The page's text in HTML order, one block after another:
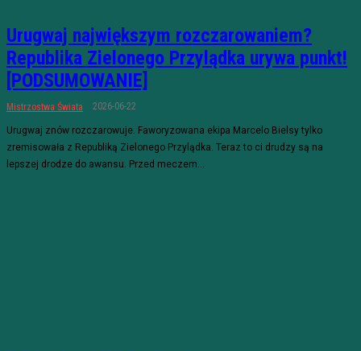
Urugwaj największym rozczarowaniem?
Republika Zielonego Przylądka urywa punkt!
[PODSUMOWANIE]
Mistrzostwa Świata 2026-06-22
Urugwaj znów rozczarowuje. Faworyzowana ekipa Marcelo Bielsy tylko
zremisowała z Republiką Zielonego Przylądka. Teraz to ci drudzy są na
lepszej drodze do awansu. Przed meczem...